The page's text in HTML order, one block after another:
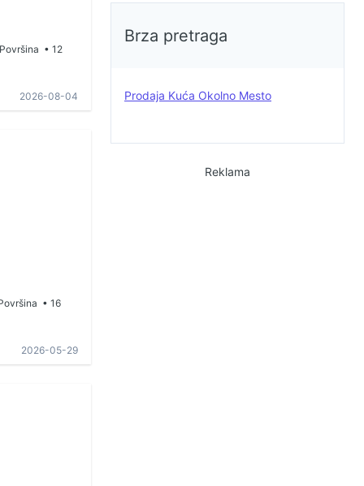
Površina • 12
2026-08-04
• 16
2026-05-29
Brza pretraga
Prodaja Kuća Okolno Mesto
Reklama